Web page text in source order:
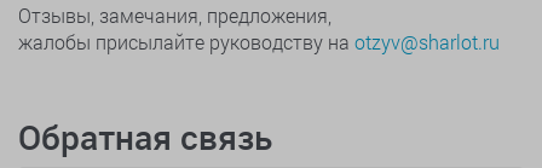
Отзывы, замечания, предложения,
жалобы присылайте руководству на otzyv@sharlot.ru
Обратная связь